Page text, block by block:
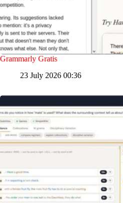
Grammarly Gratis
23 July 2026 00:36